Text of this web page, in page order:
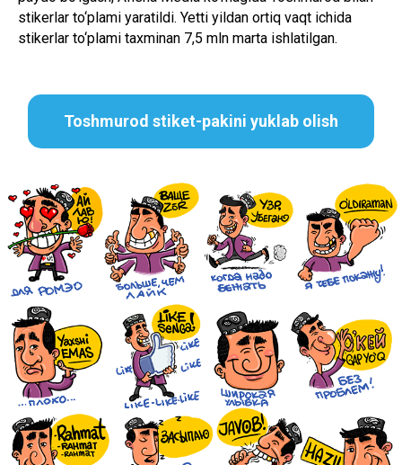
stikerlar to‘plami yaratildi. Yetti yildan ortiq vaqt ichida
stikerlar to‘plami taxminan 7,5 mln marta ishlatilgan.
Toshmurod stiket-pakini yuklab olish